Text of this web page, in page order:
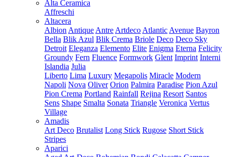
Alta Ceramica
Affreschi
Altacera
Albion Antique Antre Artdeco Atlantic Avenue Bayron
Bella Blik Azul Blik Crema Briole Deco Deco Sky
Detroit Eleganza Elemento Elite Enigma Eterna Felicity
Groundy Fern Fluence Formwork Glent Imprint Interni
Islandia Julia
Liberto Lima Luxury Megapolis Miracle Modern
Napoli Nova Oliver Orion Palmira Paradise Pion Azul
Pion Crema Portland Rainfall Rejina Resort Santos
Sens Shape Smalta Sonata Triangle Veronica Vertus
Village
Amadis
Art Deco Brutalist Long Stick Rugose Short Stick
Stripes
Aparici